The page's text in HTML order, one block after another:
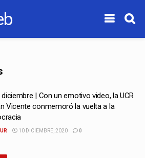
diciembre | Con un emotivo video, la UCR
Vicente conmemoró la vuelta a la
10 DICIEMBRE, 2020 0